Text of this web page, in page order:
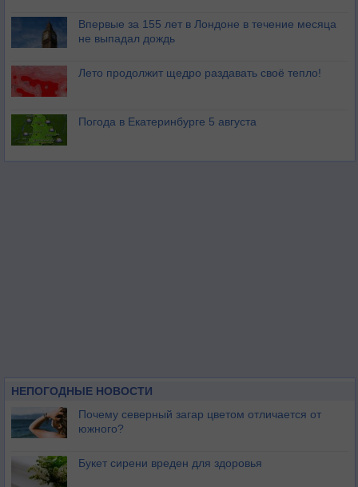
Впервые за 155 лет в Лондоне в течение месяца
не выпадал дождь
Лето продолжит щедро раздавать своё тепло!
Погода в Екатеринбурге 5 августа
НЕПОГОДНЫЕ НОВОСТИ
Почему северный загар цветом отличается от
южного?
Букет сирени вреден для здоровья